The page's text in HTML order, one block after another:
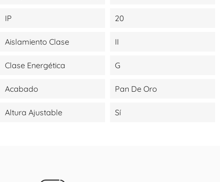
IP 20
Aislamiento Clase II
Clase Energética G
Acabado Pan De Oro
Altura Ajustable Sí